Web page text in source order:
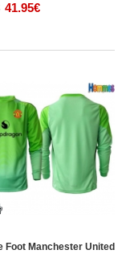
41.95€
Foot Manchester United